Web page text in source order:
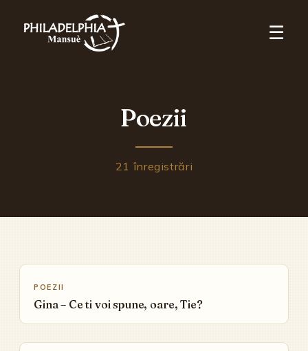
☰
Poezii
21 înregistrări
▶
POEZII
Gina – Ce ti voi spune, oare, Tie?
▶